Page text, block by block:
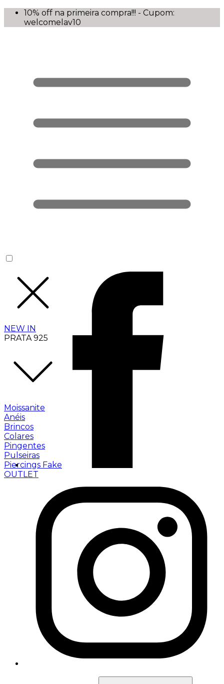
10% off na primeira compra!!! - Cupom:
welcomelav10
NEW IN
PRATA 925
Moissanite
Anéis
Brincos
Colares
Pingentes
Pulseiras
Piercings Fake
OUTLET